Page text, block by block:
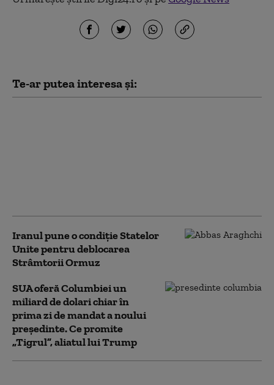
Te-ar putea interesa și:
Iranul pune o condiție Statelor
Unite pentru deblocarea
Strâmtorii Ormuz
SUA oferă Columbiei un
miliard de dolari chiar în
prima zi de mandat a noului
președinte. Ce promite
„Tigrul”, aliatul lui Trump